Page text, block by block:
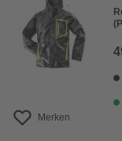
Preis
Preis
Bewertung
Merken